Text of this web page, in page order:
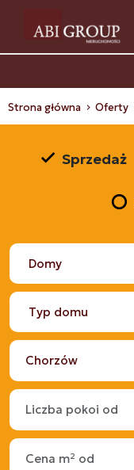
Strona główna Oferty
Sprzedaż